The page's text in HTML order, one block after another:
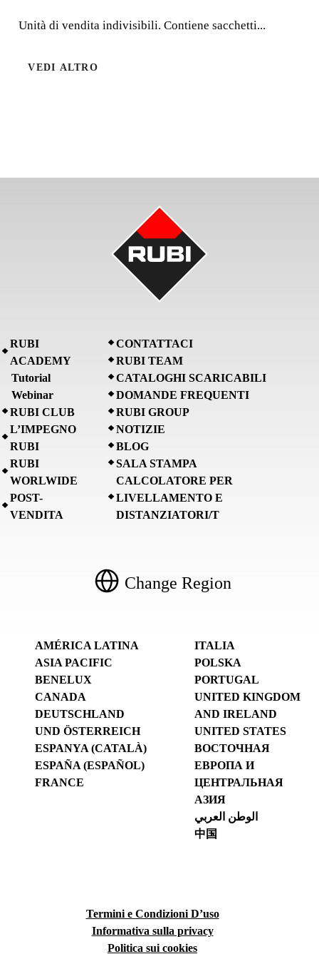
Unità di vendita indivisibili. Contiene sacchetti
Unità di vendita indivisibili. Contiene sacchetti...
VEDI ALTRO
RUBI
ACADEMY
Tutorial
Webinar
RUBI CLUB
L’IMPEGNO
RUBI
RUBI
WORLWIDE
POST-
VENDITA
CONTATTACI
RUBI TEAM
CATALOGHI SCARICABILI
DOMANDE FREQUENTI
RUBI GROUP
NOTIZIE
BLOG
SALA STAMPA
CALCOLATORE PER
LIVELLAMENTO E
DISTANZIATORI/T
Change Region
AMÉRICA LATINA
ASIA PACIFIC
BENELUX
CANADA
DEUTSCHLAND
UND ÖSTERREICH
ESPANYA (CATALÀ)
ESPAÑA (ESPAÑOL)
FRANCE
ITALIA
POLSKA
PORTUGAL
UNITED KINGDOM
AND IRELAND
UNITED STATES
ВОСТОЧНАЯ
ЕВРОПА И
ЦЕНТРАЛЬНАЯ
АЗИЯ
الوطن العربي
中国
Termini e Condizioni D’uso
Informativa sulla privacy
Politica sui cookies